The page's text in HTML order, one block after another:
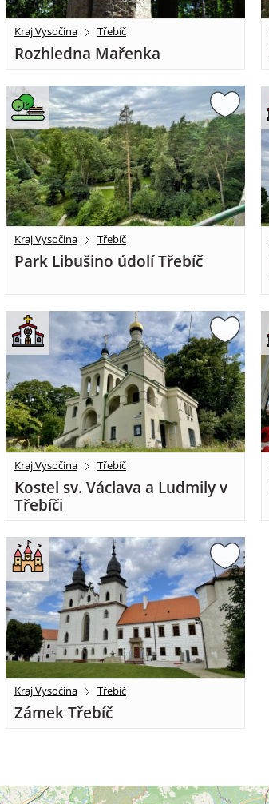
Kraj Vysočina Třebíč
Rozhledna Mařenka
Kraj Vysočina Třebíč
Park Libušino údolí Třebíč
Kraj Vysočina Třebíč
Kostel sv. Václava a Ludmily v
Třebíči
Kraj Vysočina Třebíč
Zámek Třebíč